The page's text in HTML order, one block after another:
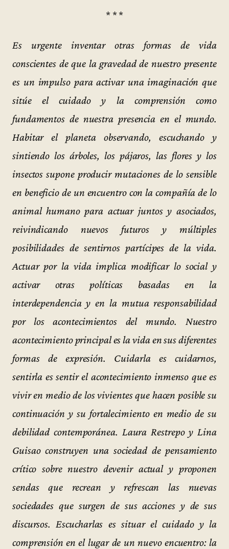
* * *
Es urgente inventar otras formas de vida
conscientes de que la gravedad de nuestro presente
es un impulso para activar una imaginación que
sitúe el cuidado y la comprensión como
fundamentos de nuestra presencia en el mundo.
Habitar el planeta observando, escuchando y
sintiendo los árboles, los pájaros, las flores y los
insectos supone producir mutaciones de lo sensible
en beneficio de un encuentro con la compañía de lo
animal humano para actuar juntos y asociados,
reivindicando nuevos futuros y múltiples
posibilidades de sentirnos partícipes de la vida.
Actuar por la vida implica modificar lo social y
activar otras políticas basadas en la
interdependencia y en la mutua responsabilidad
por los acontecimientos del mundo. Nuestro
acontecimiento principal es la vida en sus diferentes
formas de expresión. Cuidarla es cuidarnos,
sentirla es sentir el acontecimiento inmenso que es
vivir en medio de los vivientes que hacen posible su
continuación y su fortalecimiento en medio de su
debilidad contemporánea. Laura Restrepo y Lina
Guisao construyen una sociedad de pensamiento
crítico sobre nuestro devenir actual y proponen
sendas que recrean y refrescan las nuevas
sociedades que surgen de sus acciones y de sus
discursos. Escucharlas es situar el cuidado y la
comprensión en el lugar de un nuevo encuentro: la